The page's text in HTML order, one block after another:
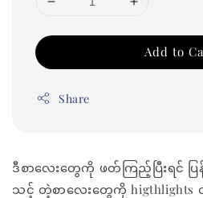
Add to
Share
ဒီစာလေးတွေကို ဖတ်ကြည့်ပြီးရင် ပ
သင့် တဲ့စာလေးတွေကို higthlights